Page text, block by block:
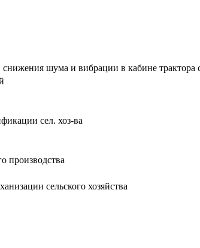
снижения шума и вибрации в кабине
сел. хоз-ва
производства
сельского хозяйства